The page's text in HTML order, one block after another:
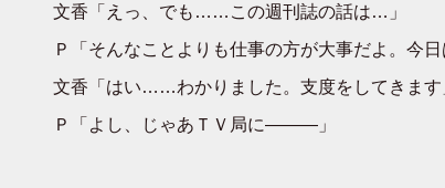
文香「えっ、でも……この週刊誌の話は…」
Ｐ「そんなことよりも仕事の方が大事だよ。今
文香「はい……わかりました。支度をしてきます
Ｐ「よし、じゃあＴＶ局に―――」